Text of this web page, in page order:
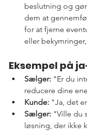
beslutning og
dem at
for at fjerne
eller
Eksempel på
Sælger: "Er du
reducere dine
Kunde: "Ja, det
Sælger: "Ville du
løsning, der ikke